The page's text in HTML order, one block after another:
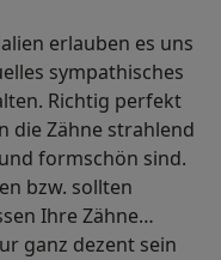
erlauben es uns
sympathisches
Richtig perfekt
die Zähne strahlend
formschön sind.
bzw. sollten
Ihre Zähne
ganz dezent sein